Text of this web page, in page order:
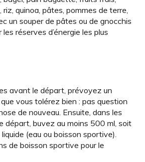
quinoa, pâtes, pommes de terre,
un souper de pâtes ou de gnocchis
réserves d’énergie les plus
avant le départ, prévoyez un
vous tolérez bien : pas question
de nouveau. Ensuite, dans les
départ, buvez au moins 500 ml, soit
(eau ou boisson sportive).
de boisson sportive pour le